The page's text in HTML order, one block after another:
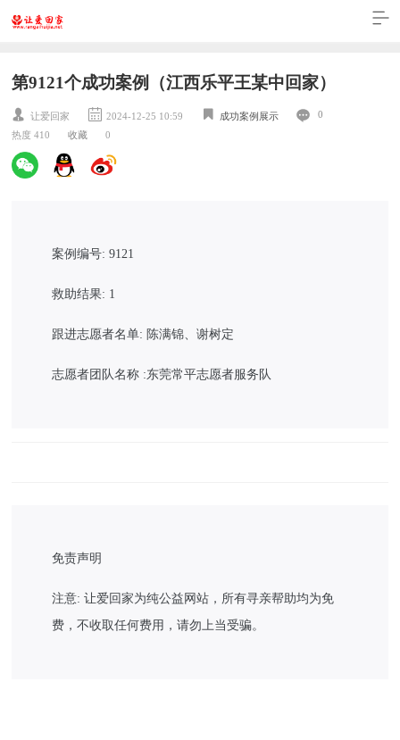
第9121个成功案例（江西乐平王某中回家）
让爱回家 2024-12-25 10:59 成功案例展示
0
热度 410
收藏 0
案例编号: 9121
救助结果: 1
跟进志愿者名单: 陈满锦、谢树定
志愿者团队名称 :东莞常平志愿者服务队
免责声明
注意: 让爱回家为纯公益网站，所有寻亲帮助均为免
费，不收取任何费用，请勿上当受骗。